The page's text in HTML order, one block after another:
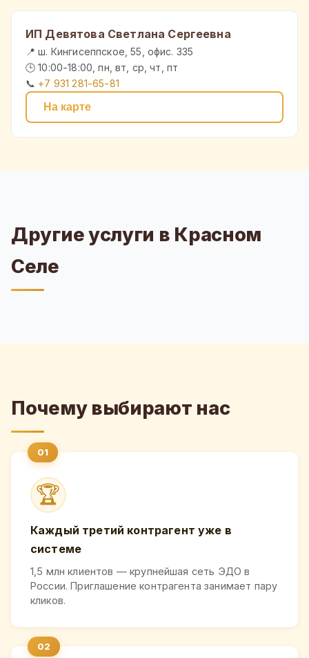
ИП Девятова Светлана Сергеевна
📍 ш. Кингисеппское, 55, офис. 335
🕒 10:00-18:00, пн, вт, ср, чт, пт
📞 +7 931 281-65-81
На карте
Другие услуги в Красном
Селе
Почему выбирают нас
🏆
Каждый третий контрагент уже в
системе
1,5 млн клиентов — крупнейшая сеть ЭДО в
России. Приглашение контрагента занимает пару
кликов.